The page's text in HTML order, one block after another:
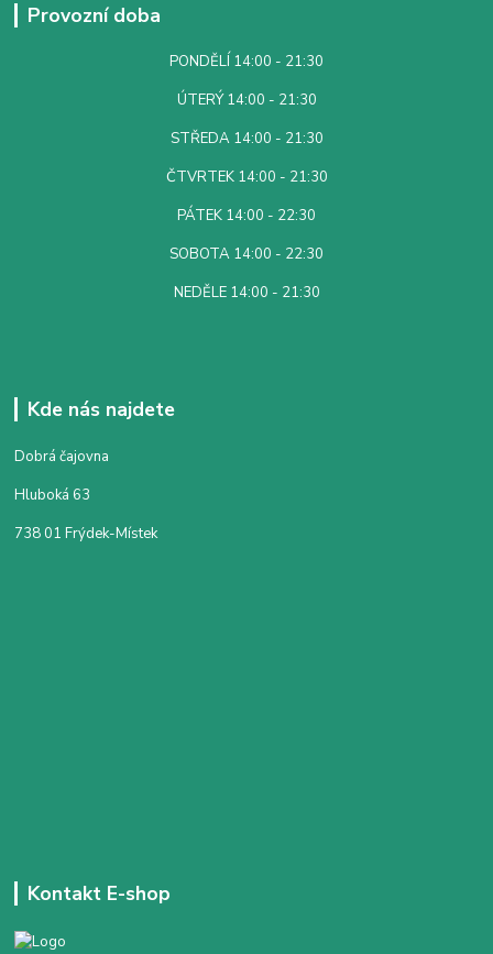
Provozní doba
PONDĚLÍ 14:00 - 21:30
ÚTERÝ 14:00 - 21:30
STŘEDA 14:00 - 21:30
ČTVRTEK 14:00 - 21:30
PÁTEK 14:00 - 22:30
SOBOTA 14:00 - 22:30
NEDĚLE 14:00 - 21:30
Kde nás najdete
Dobrá čajovna
Hluboká 63
738 01 Frýdek-Místek
Kontakt E-shop